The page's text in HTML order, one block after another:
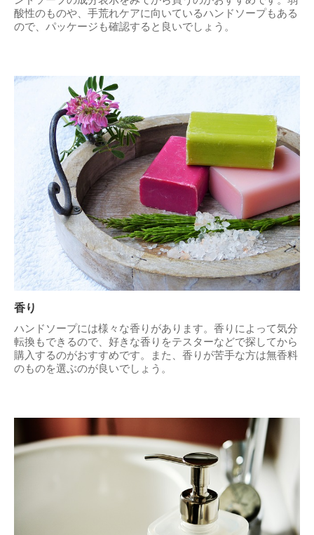
酸性のものや、手荒れケアに向いているハンドソープもある
ので、パッケージも確認すると良いでしょう。
香り
ハンドソープには様々な香りがあります。香りによって気分
転換もできるので、好きな香りをテスターなどで探してから
購入するのがおすすめです。また、香りが苦手な方は無香料
のものを選ぶのが良いでしょう。